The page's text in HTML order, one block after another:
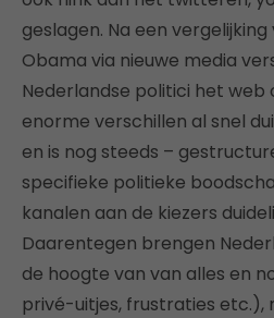
geslagen. Na een
Obama via nieuwe media
Nederlandse politici het web
enorme verschillen al snel
en is nog steeds –
specifieke politieke
kanalen aan de kiezers
Daarentegen brengen
de hoogte van van alles en
privé-uitjes, frustraties etc.),